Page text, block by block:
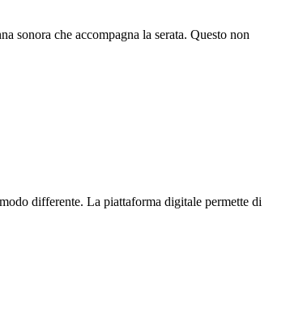
sonora che accompagna la serata. Questo non
differente. La piattaforma digitale permette di